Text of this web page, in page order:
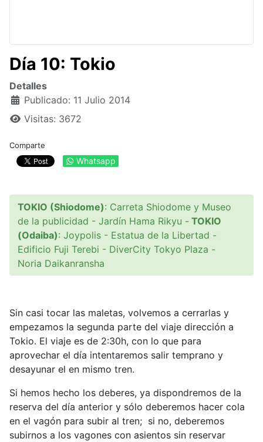
Día 10: Tokio
Detalles
Publicado: 11 Julio 2014
Visitas: 3672
Comparte
Whatsapp
TOKIO (Shiodome): Carreta Shiodome y Museo
de la publicidad - Jardín Hama Rikyu - TOKIO
(Odaiba): Joypolis - Estatua de la Libertad -
Edificio Fuji Terebi - DiverCity Tokyo Plaza -
Noria Daikanransha
Sin casi tocar las maletas, volvemos a cerrarlas y
empezamos la segunda parte del viaje dirección a
Tokio. El viaje es de 2:30h, con lo que para
aprovechar el día intentaremos salir temprano y
desayunar el en mismo tren.
Si hemos hecho los deberes, ya dispondremos de la
reserva del día anterior y sólo deberemos hacer cola
en el vagón para subir al tren; si no, deberemos
subirnos a los vagones con asientos sin reservar